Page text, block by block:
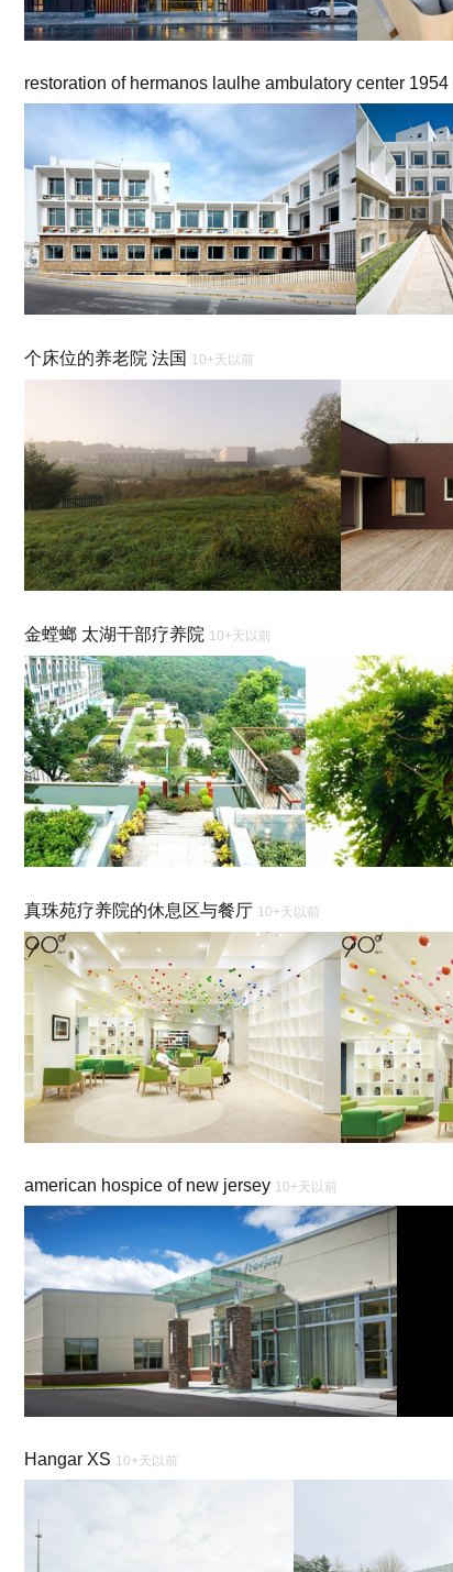
restoration of hermanos laulhe ambulatory center 1954
个床位的养老院 法国 10+天以前
金螳螂 太湖干部疗养院 10+天以前
真珠苑疗养院的休息区与餐厅 10+天以前
american hospice of new jersey 10+天以前
Hangar XS 10+天以前